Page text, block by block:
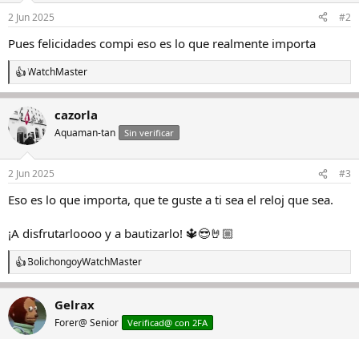
e
:
2 Jun 2025 #2
Pues felicidades compi eso es lo que realmente importa
R
e
a
c
c
i
e
:
WatchMaster
cazorla
Aquaman-tan Sin verificar
2 Jun 2025 #3
Eso es lo que importa, que te guste a ti sea el reloj que sea.
¡A disfrutarloooo y a bautizarlo! 🔱😎🤘🏼
R
e
c
c
i
BolichongoyWatchMaster
Gelrax
Forer@ Senior Verificad@ con 2FA